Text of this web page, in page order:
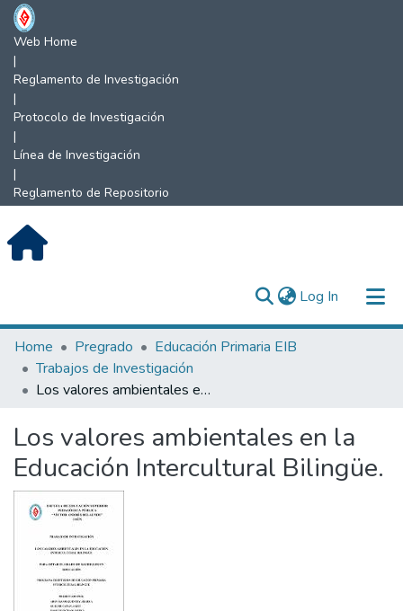
Web Home
|
Reglamento de Investigación
|
Protocolo de Investigación
|
Línea de Investigación
|
Reglamento de Repositorio
Log In (current)
Communities & Collections
All of DSpace
Home Pregrado
Educación Primaria EIB
Trabajos de Investigación
Los valores ambientales en la Educación Intercultural Bilingüe.
Los valores ambientales en la
Educación Intercultural Bilingüe.